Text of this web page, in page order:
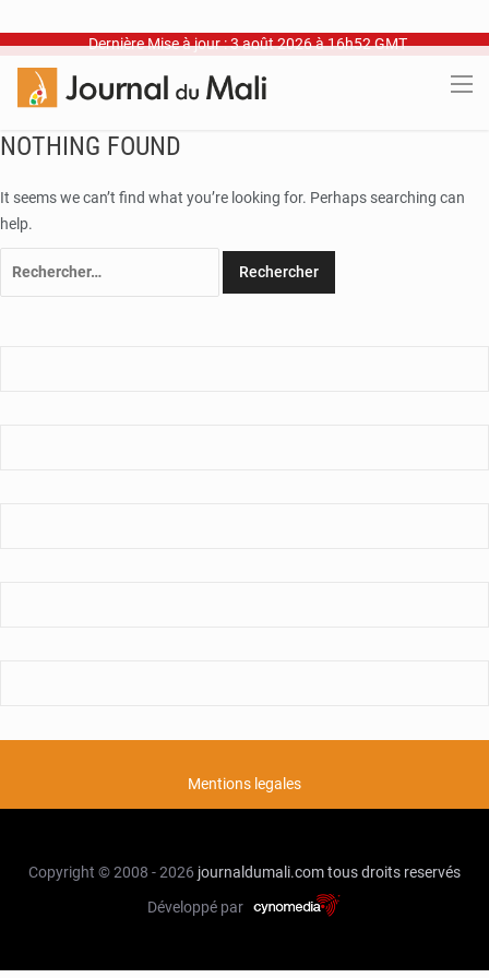
Dernière Mise à jour : 3 août 2026 à 16h52 GMT
NOTHING FOUND
It seems we can’t find what you’re looking for. Perhaps searching can
help.
Mentions legales
Copyright © 2008 - 2026 journaldumali.comtous droits reservés
Développé par